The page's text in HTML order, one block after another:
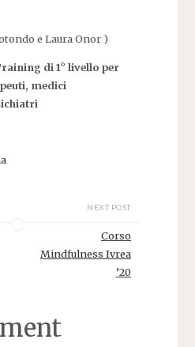
e Laura Onor )
di 1° livello per
medici
NEXT POST
Corso
Mindfulness Ivrea
’20